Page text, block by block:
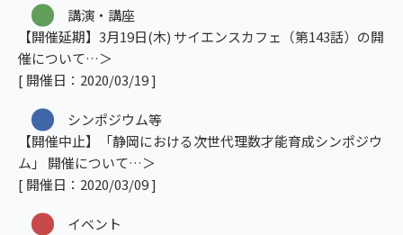
講演・講座
【開催延期】3月19日(木) サイエンスカフェ（第143話）の開
催について
[ 開催日：2020/03/19 ]
シンポジウム等
【開催中止】「静岡における次世代理数才能育成シンポジウ
ム」 開催について
[ 開催日：2020/03/09 ]
イベント